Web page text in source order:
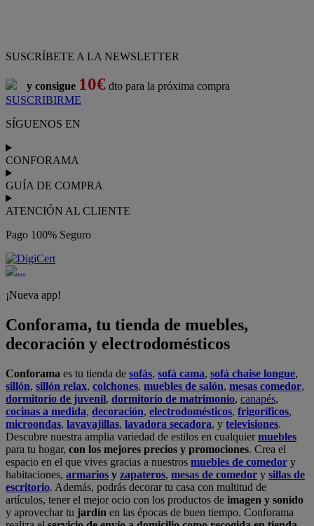
SUSCRÍBETE A LA NEWSLETTER
y consigue 10€ dto para la próxima compra
SUSCRIBIRME
SÍGUENOS EN
CONFORAMA
GUÍA DE COMPRA
ATENCIÓN AL CLIENTE
Pago 100% Seguro
¡Nueva app!
Conforama, tu tienda de muebles,
decoración y electrodomésticos
Conforama es tu tienda de sofás, sofá cama, sofá chaise longue,
sillón, sillón relax, colchones, muebles de salón, mesas comedor,
dormitorio de juvenil, dormitorio de matrimonio, canapés,
cocinas a medida, decoración, electrodomésticos, frigoríficos,
microondas, lavavajillas, lavadora secadora, y televisiones.
Descubre nuestra amplia variedad de estilos en cualquiermuebles
para tu hogar, con los mejores precios y promociones. Crea el
espacio en el que vives gracias a nuestros muebles de comedor y
habitaciones, armarios y zapateros, mesas de comedor y sillas de
escritorio. Además, podrás decorar tu casa con multitud de
artículos, tener el mejor ocio con los productos de imagen y sonido
y aprovechar tu jardín en las épocas de buen tiempo. Conforama